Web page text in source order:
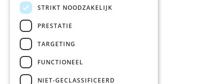
West-Achterhoek
Hetty Top
06 - 22 24 33 93
hetty@hettytop.nl
Netwerkcoördinator
Oost-Achterhoek
Jessica Verboom
06 - 11 42 70 37
STRIKT NOODZAKELIJK
PRESTATIE
TARGETING
FUNCTIONEEL
NIET-GECLASSIFICEERD